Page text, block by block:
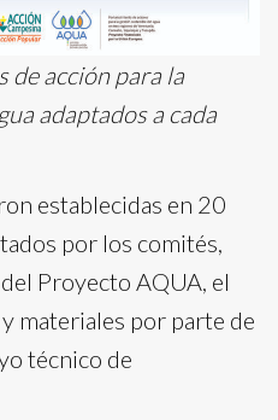
de acción para la
adaptados a cada
establecidas en 20
por los comités,
Proyecto AQUA, el
materiales por parte de
técnico de